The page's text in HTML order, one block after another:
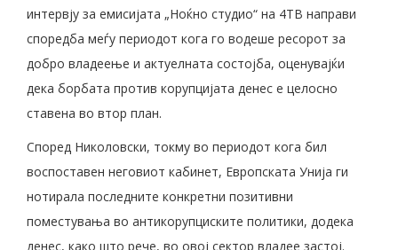
интервју за емисијата „Ноќно студио“ на 4ТВ направи
споредба меѓу периодот кога го водеше ресорот за
добро владеење и актуелната состојба, оценувајќи
дека борбата против корупцијата денес е целосно
ставена во втор план.
Според Николовски, токму во периодот кога бил
воспоставен неговиот кабинет, Европската Унија ги
нотирала последните конкретни позитивни
поместувања во антикорупциските политики, додека
денес, како што рече, во овој сектор владее застој.